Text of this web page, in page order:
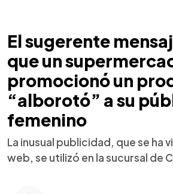
El sugerente
que un
promocionó un
“alborotó” a su
femenino
La inusual publicidad, que se ha
web, se utilizó en la sucursal de